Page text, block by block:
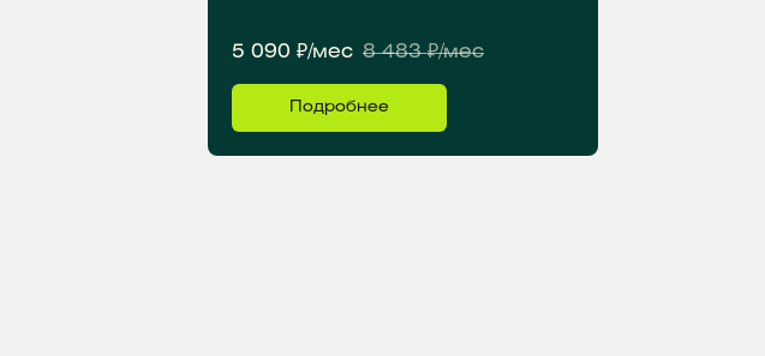
5 090 ₽/мес 8 483 ₽/мес
Подробнее